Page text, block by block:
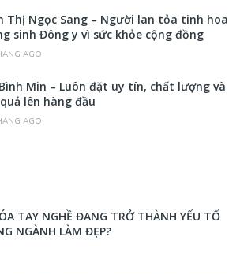
Thị Ngọc Sang – Người lan tỏa tinh hoa
sinh Đông y vì sức khỏe cộng đồng
AGO
Bình Min – Luôn đặt uy tín, chất lượng và
lên hàng đầu
AGO
TAY NGHỀ ĐANG TRỞ THÀNH YẾU TỐ
NGÀNH LÀM ĐẸP?